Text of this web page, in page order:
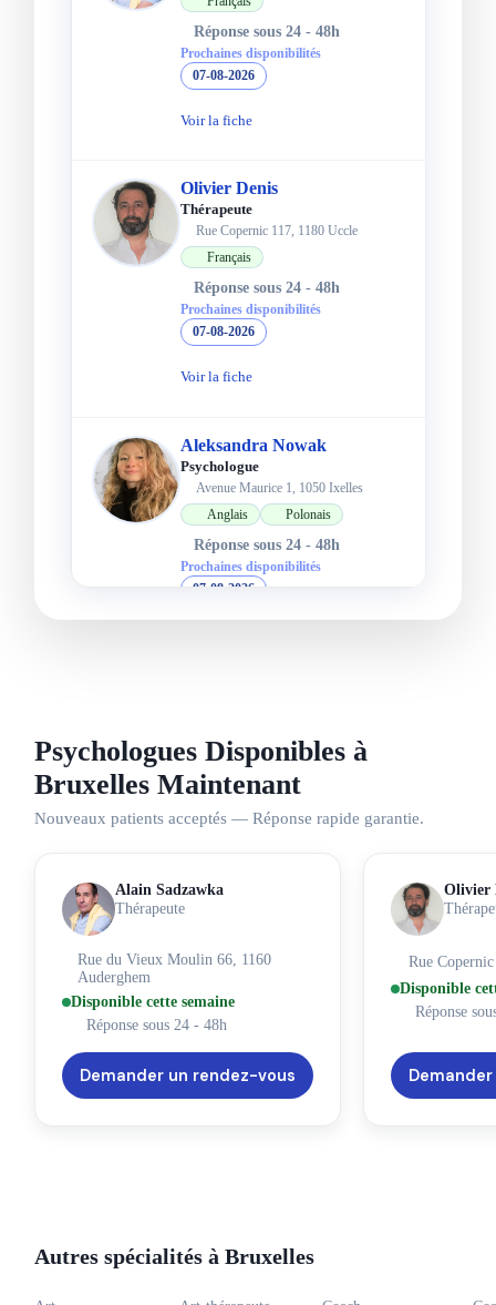
Réponse sous 24 - 48h
Prochaines disponibilités
07-08-2026
Voir la fiche
Olivier Denis
Thérapeute
Rue Copernic 117, 1180 Uccle
Français
Réponse sous 24 - 48h
Prochaines disponibilités
07-08-2026
Voir la fiche
Aleksandra Nowak
Psychologue
Avenue Maurice 1, 1050 Ixelles
Anglais Polonais
Réponse sous 24 - 48h
Prochaines disponibilités
07-08-2026
Rue Maes 1A, 1050 Ixelles
Anglais
Prochaines disponibilités
Voir la fiche
Yana Kornaraki
Avenue Louise 363, 1050 Ixelles
Anglais
Réponse sous 24 - 48h
Prochaines disponibilités
07-08-2026
Rue de Belle-Vue 3, 1000 Bruxelles
Psychologues Disponibles à
Bruxelles Maintenant
Nouveaux patients acceptés — Réponse rapide garantie.
Alain Sadzawka
Thérapeute
Rue du Vieux Moulin 66, 1160
Auderghem
Disponible cette semaine
Réponse sous 24 - 48h
Demander un rendez-vous
Olivier
Rue
Disponible
Réponse
Autres spécialités à Bruxelles